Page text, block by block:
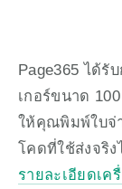
Page365 ได้รั
เกอร์ขนาด
ให้คุณพิมพ์ใบจ่
โคดที่ใช้ส่งจริง
รายละเอียดเค